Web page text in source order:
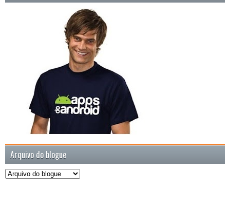
Arquivo do blogue